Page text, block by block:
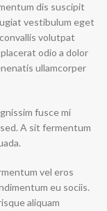
dis suscipit
vestibulum eget
volutpat
odio a dolor
ullamcorper
fusce mi
A sit fermentum
vel eros
eu sociis.
aliquam